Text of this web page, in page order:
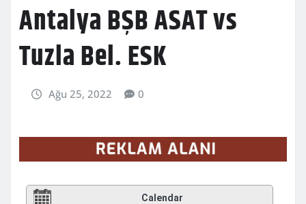
Antalya BŞB ASAT vs
Tuzla Bel. ESK
Ağu 25, 2022 0
Calendar